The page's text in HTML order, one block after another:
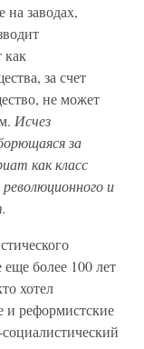
на заводах,
как
за счет
не может
Исчез
за
как класс
и
более 100 лет
хотел
реформистские